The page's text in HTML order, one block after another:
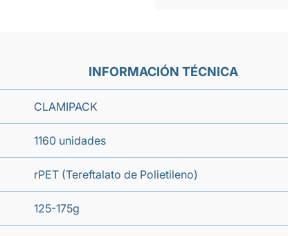
INFORMACIÓN TÉCNICA
CLAMIPACK
1160 unidades
rPET (Tereftalato de Polietileno)
125-175g